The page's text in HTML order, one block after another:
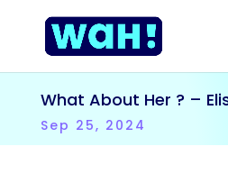
What About Her ? –
Sep 25, 2024